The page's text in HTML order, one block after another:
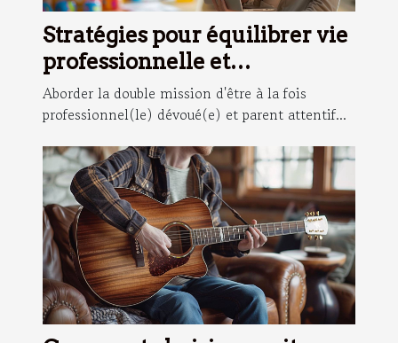
Stratégies pour équilibrer vie
professionnelle et
responsabilités de maman
Aborder la double mission d'être à la fois
professionnel(le) dévoué(e) et parent attentif...